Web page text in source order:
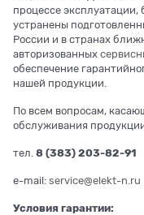
процессе
устранены
России и в странах
авторизованных
обеспечение
нашей продукции.
По всем вопросам,
обслуживания
тел. 8 (383) 203-82-91
e-mail: service@elekt-n.ru
Условия гарантии: